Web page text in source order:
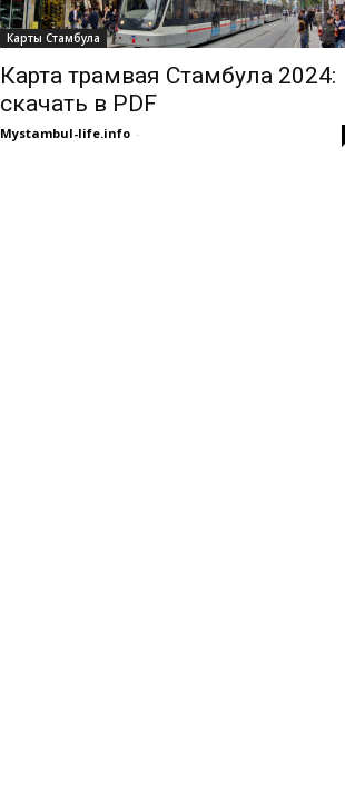
Карты Стамбула
Карта трамвая Стамбула 2024:
скачать в PDF
Mystambul-life.info -